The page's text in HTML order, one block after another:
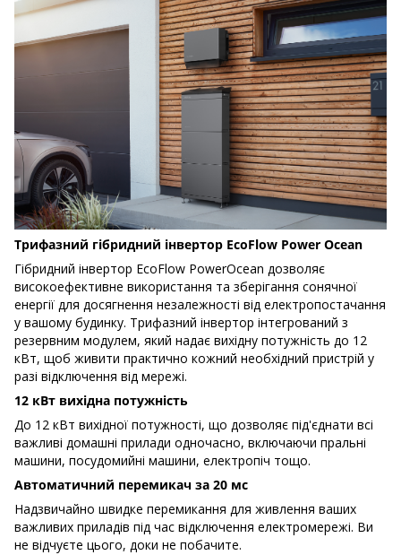
Трифазний гібридний інвертор EcoFlow Power Ocean
Гібридний інвертор EcoFlow PowerOcean дозволяє
високоефективне використання та зберігання сонячної
енергії для досягнення незалежності від електропостачання
у вашому будинку. Трифазний інвертор інтегрований з
резервним модулем, який надає вихідну потужність до 12
кВт, щоб живити практично кожний необхідний пристрій у
разі відключення від мережі.
12 кВт вихідна потужність
До 12 кВт вихідної потужності, що дозволяє під'єднати всі
важливі домашні прилади одночасно, включаючи пральні
машини, посудомийні машини, електропіч тощо.
Автоматичний перемикач за 20 мс
Надзвичайно швидке перемикання для живлення ваших
важливих приладів під час відключення електромережі. Ви
не відчуєте цього, доки не побачите.